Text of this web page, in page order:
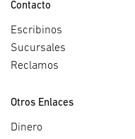
Contacto
Escribinos
Sucursales
Reclamos
Otros Enlaces
Dinero